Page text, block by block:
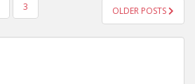
3 OLDER POSTS